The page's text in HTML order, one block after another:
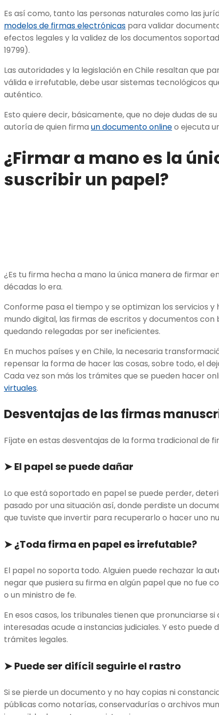
Es así como, tanto las personas naturales como las
modelos de firmas electrónicas para validar
efectos legales y la validez de los documentos
19799).
Las autoridades y la legislación en Chile resaltan que
válida e irrefutable, debe usar sistemas tecnológicos
auténtico.
Esto quiere decir, básicamente, que no deje dudas de
autoría de quien firma un documento onlineo ejecuta
¿Firmar a mano es la
suscribir un papel?
¿Es tu firma hecha a mano la única manera de firmar
décadas lo era.
Conforme pasa el tiempo y se optimizan los servicios
mundo digital, las firmas de escritos y documentos
quedando relegadas por ser ineficientes.
En muchos países y en Chile, la necesaria
repensar la forma de hacer las cosas, sobre todo, el
Cada vez son más los trámites que se pueden hacer
virtuales.
Desventajas de las firmas
Fíjate en estas desventajas de la forma tradicional de
➤El papel se puede dañar
Lo que está soportado en papel se puede perder,
pasado por una situación así, donde perdiste un
que tuviste que invertir para recuperarlo o hacer uno
➤¿Toda firma en papel es irrefutable?
El papel no soporta todo. Alguien puede rechazar la
negar que pusiera su firma en algún papel que no fue
o un ministro de fe.
En esos casos, los tribunales tienen que pronunciarse
interesadas acude a instancias judiciales. Y esto puede
trámites legales.
➤Puede ser difícil seguirle el rastro
Si se pierde un documento y no hay copias ni
públicas como notarías, conservadurías o archivos